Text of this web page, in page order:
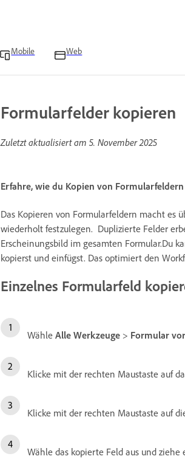
Mobile Web
Formularfelder kopieren
Zuletzt aktualisiert am 5. November 2025
Erfahre, wie du Kopien von
Das Kopieren von Formularfeldern macht es
wiederholt festzulegen. Duplizierte Felder
Erscheinungsbild im gesamten Formular.Du
kopierst und einfügst. Das optimiert den
Einzelnes Formularfeld
Wähle Alle Werkzeuge > Formular
Klicke mit der rechten Maustaste auf
Klicke mit der rechten Maustaste auf
Wähle das kopierte Feld aus und ziehe